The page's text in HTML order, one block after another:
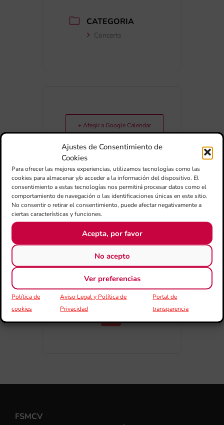
Ajustes de Consentimiento de
Cookies
Para ofrecer las mejores experiencias, utilizamos tecnologías como las
cookies para almacenar y/o acceder a la información del dispositivo. El
consentimiento a estas tecnologías nos permitirá procesar datos como el
comportamiento de navegación o las identificaciones únicas en este sitio.
No consentir o retirar el consentimiento, puede afectar negativamente a
ciertas características y funciones.
Acepta, por favor
No acepto
Ver preferencias
Política de
cookies
Aviso Legal y Política de
Privacidad
Portal de
transparencia
CATEGORIA
Concerts
+ Afegir a Google Calendar
Exportar + iCal / Outlook
COMPARTIR
ESDEVENIMENT
FSMCV